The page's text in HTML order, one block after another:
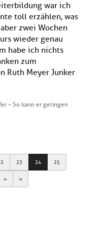
war ich
toll erzählen, was
zwei Wochen
wieder genau
habe ich nichts
zum
Ruth Meyer Junker
– So kann er gelingen
23 24 25
Next Last